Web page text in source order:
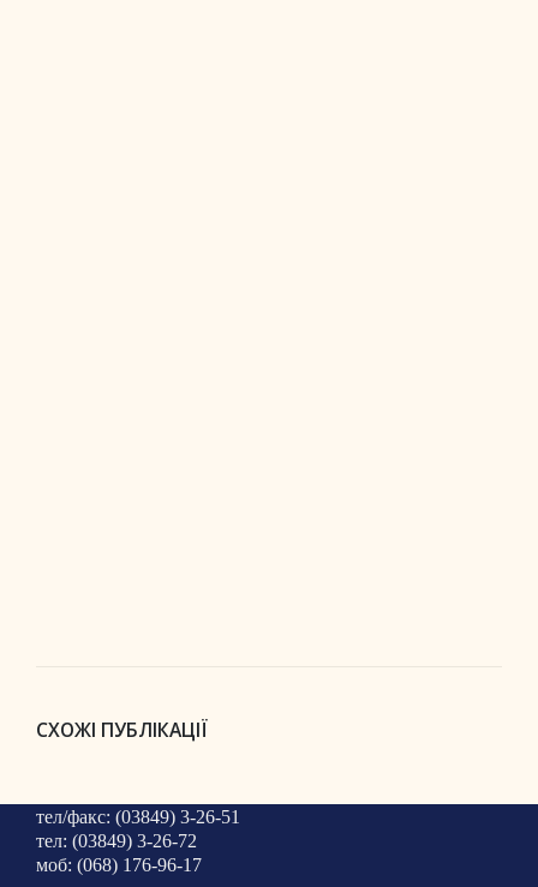
СХОЖІ ПУБЛІКАЦІЇ
тел/факс: (03849) 3-26-51
тел: (03849) 3-26-72
моб: (068) 176-96-17